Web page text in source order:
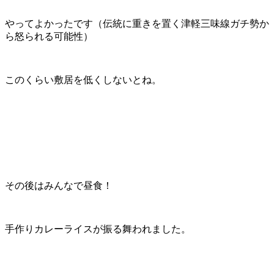
やってよかったです（伝統に重きを置く津軽三味線ガチ勢か
ら怒られる可能性）
このくらい敷居を低くしないとね。
その後はみんなで昼食！
手作りカレーライスが振る舞われました。